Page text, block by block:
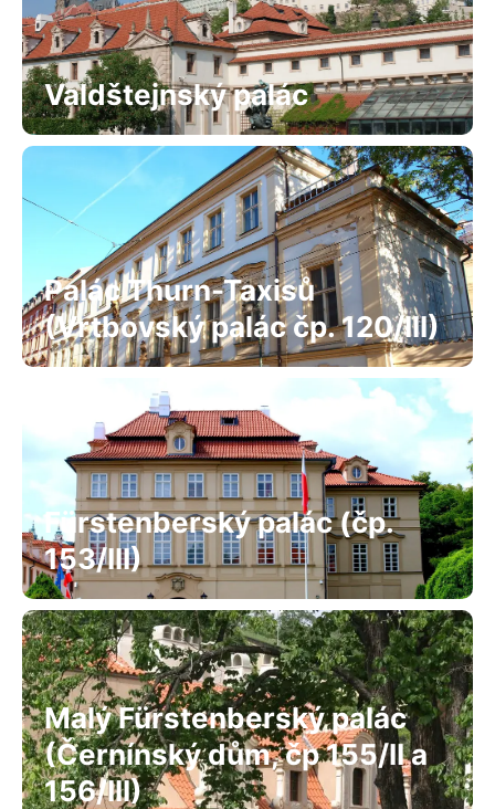
Valdštejnský palác
Palác Thurn-Taxisů
(Vrtbovský palác čp. 120/III)
Fürstenberský palác (čp.
153/III)
Malý Fürstenberský palác
(Černínský dům, čp 155/II a
156/III)